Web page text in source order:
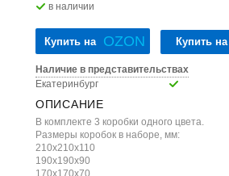
в наличии
Купить на OZON Купить на
Наличие в представительствах
Екатеринбург
ОПИСАНИЕ
В комплекте 3 коробки одного цвета.
Размеры коробок в наборе, мм:
210х210х110
190х190х90
170х170х70